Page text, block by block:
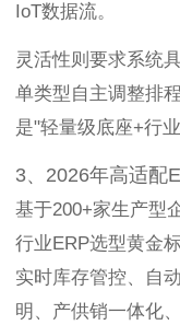
IoT数据流。
灵活性则要求系统
单类型自主调整排
是"轻量级底座+行
3、2026年高适配
基于200+家生产型
行业ERP选型黄金
实时库存管控、自
明、产供销一体化